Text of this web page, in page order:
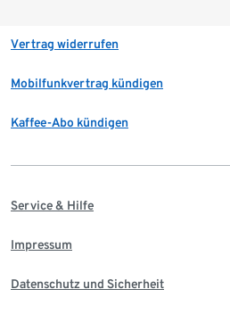
Vertrag widerrufen
Mobilfunkvertrag kündigen
Kaffee-Abo kündigen
Service & Hilfe
Impressum
Datenschutz und Sicherheit